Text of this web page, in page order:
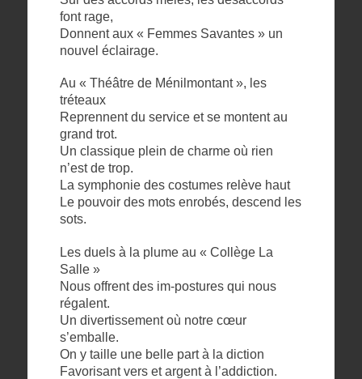
font rage,
Donnent aux « Femmes Savantes » un
nouvel éclairage.
Au « Théâtre de Ménilmontant », les
tréteaux
Reprennent du service et se montent au
grand trot.
Un classique plein de charme où rien
n’est de trop.
La symphonie des costumes relève haut
Le pouvoir des mots enrobés, descend les
sots.
Les duels à la plume au « Collège La
Salle »
Nous offrent des im-postures qui nous
régalent.
Un divertissement où notre cœur
s’emballe.
On y taille une belle part à la diction
Favorisant vers et argent à l’addiction.